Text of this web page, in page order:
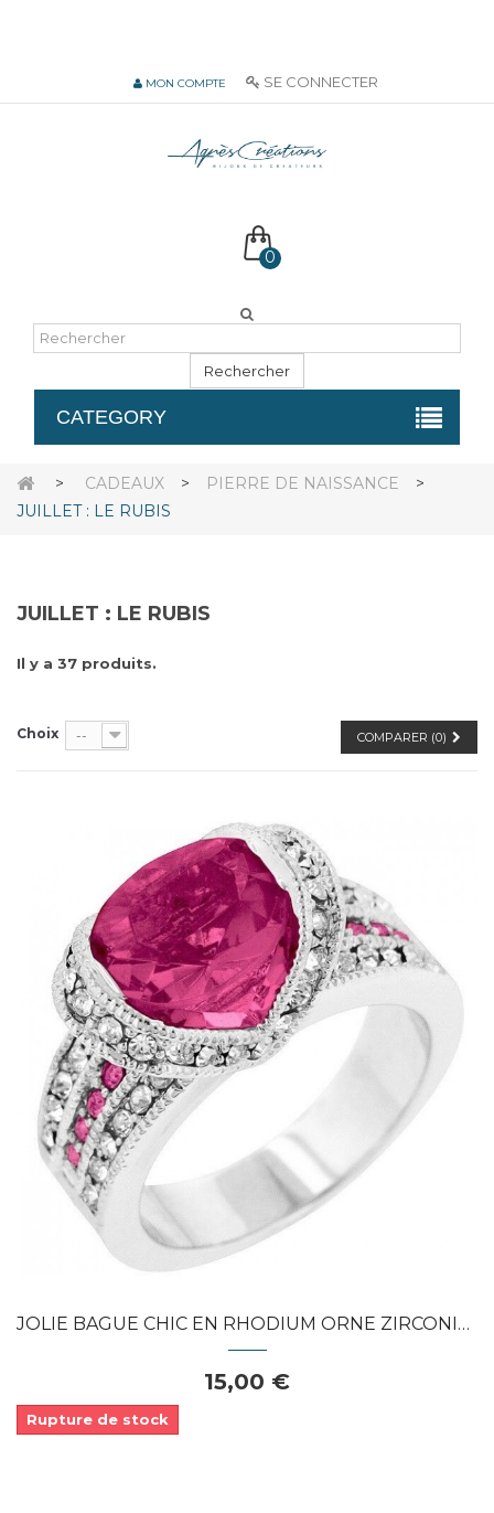
MON COMPTE SE CONNECTER
0
Rechercher
CATEGORY
> CADEAUX > PIERRE DE NAISSANCE
>
JUILLET : LE RUBIS
JUILLET : LE RUBIS
Il y a 37 produits.
COMPARER (0)
Choix --
Dans mon panier
JOLIE BAGUE CHIC EN RHODIUM ORNE ZIRCONIUM...
15,00 €
Rupture de stock